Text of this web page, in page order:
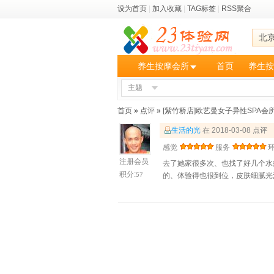
设为首页 加入收藏 TAG标签 RSS聚合
北
养生按摩会所 首页 养生
主题
首页 » 点评 » [紫竹桥店]欧艺曼女子异性SPA会
注册会员
积分:57
生活的光 在 2018-03-08 点评
感觉
服务
去了她家很多次、也找了好几个
的、体验得也很到位，皮肤细腻光